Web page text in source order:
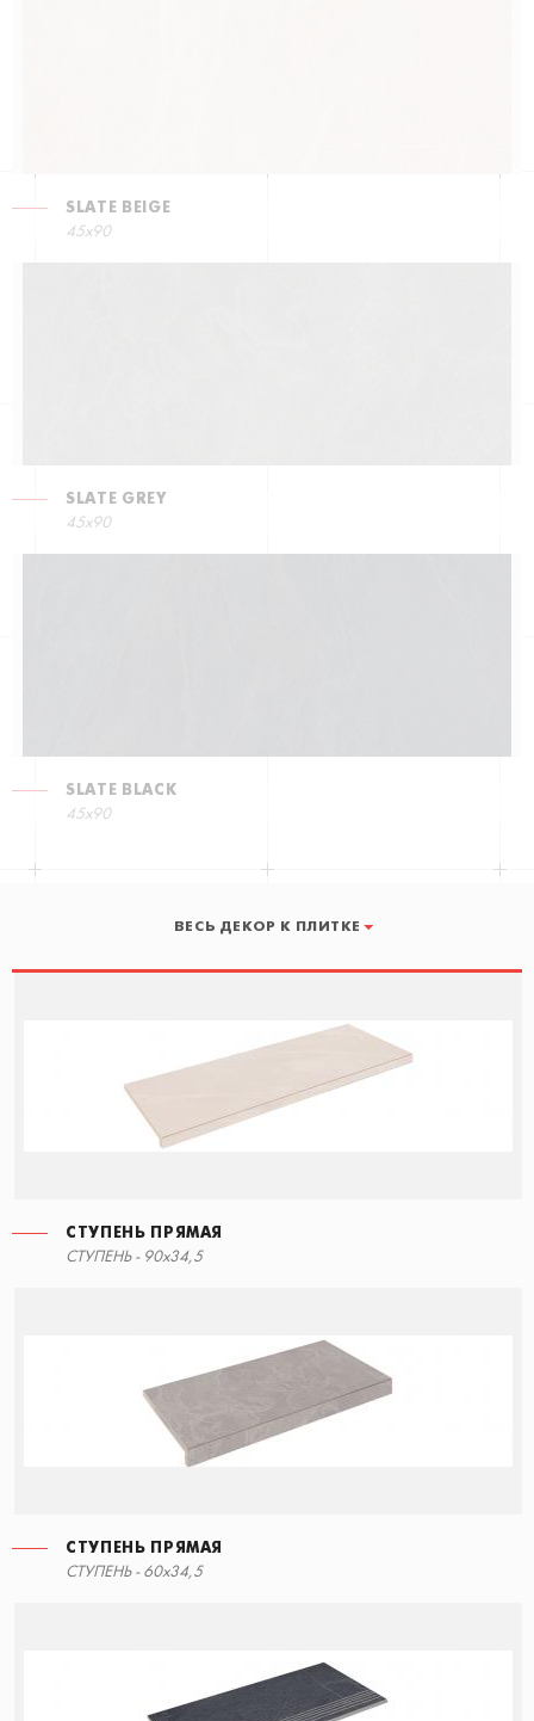
SLATE BEIGE
45x90
SLATE GREY
45x90
SLATE BLACK
45x90
ВЕСЬ ДЕКОР К ПЛИТКЕ
СТУПЕНЬ ПРЯМАЯ
СТУПЕНЬ - 90x34,5
СТУПЕНЬ ПРЯМАЯ
СТУПЕНЬ - 60x34,5
СТУПЕНЬ ПРЯМАЯ
90x34,5
СТУПЕНЬ ПРЯМАЯ
60x34,5